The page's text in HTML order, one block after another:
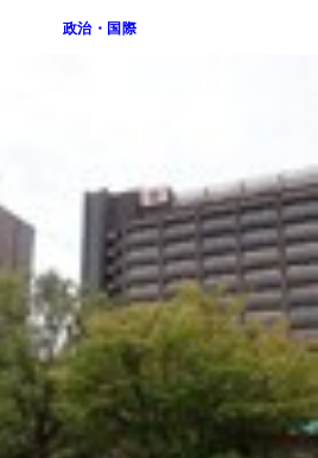
政治・国際